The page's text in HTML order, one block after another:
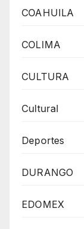
COAHUILA
COLIMA
CULTURA
Cultural
Deportes
DURANGO
EDOMEX